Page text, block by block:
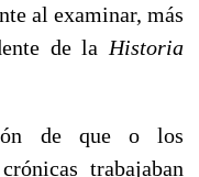
al examinar, más
de la Historia
de que o los
tra­bajaban